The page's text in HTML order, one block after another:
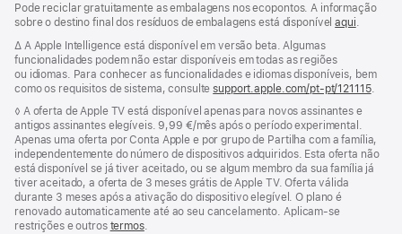
Pode reciclar gratuitamente as embalagens nos ecopontos. A informação
sobre o destino final dos resíduos de embalagens está disponívelaqui.
Nota
de
rodapé
∆ A Apple Intelligence está disponível em versão beta. Algumas
funcionalidades podem não estar disponíveis em todas as regiões
ou idiomas. Para conhecer as funcionalidades e idiomas disponíveis, bem
como os requisitos de sistema, consultesupport.apple.com/pt-pt/121115(abre
.
Nota
de
rodapé
◊ A oferta de Apple TV está disponível apenas para novos assinantes e
antigos assinantes elegíveis. 9,99 €/mês após o período experimental.
Apenas uma oferta por Conta Apple e por grupo de Partilha com a família,
independentemente do número de dispositivos adquiridos. Esta oferta não
está disponível se já tiver aceitado, ou se algum membro da sua família já
tiver aceitado, a oferta de 3 meses grátis de Apple TV. Oferta válida
durante 3 meses após a ativação do dispositivo elegível. O plano é
renovado automaticamente até ao seu cancelamento. Aplicam-se
restrições e outros termos.